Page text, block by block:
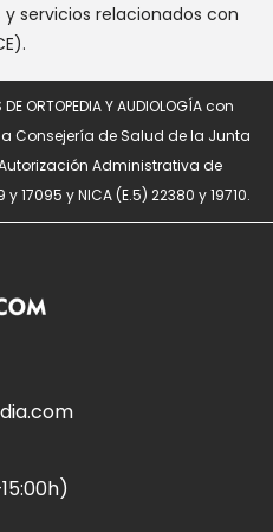
servicios relacionados con
ORTOPEDIA Y AUDIOLOGÍA con
Consejería de Salud de la Junta
Administrativa de
17095 y NICA (E.5) 22380 y 19710.